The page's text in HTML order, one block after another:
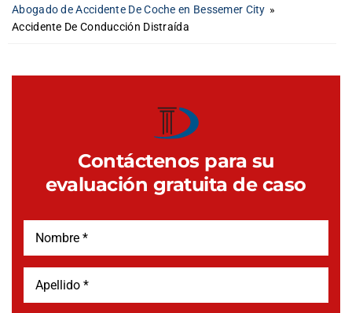
Abogado de Accidente De Coche en Bessemer City »
Accidente De Conducción Distraída
Contáctenos para su
evaluación gratuita de caso